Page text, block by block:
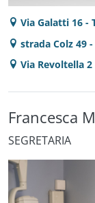
Via Galatti 16 -
strada Colz 49
Via Revoltella
Francesca
SEGRETARIA